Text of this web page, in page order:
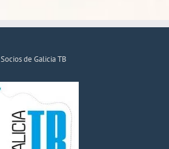
Socios de Galicia TB